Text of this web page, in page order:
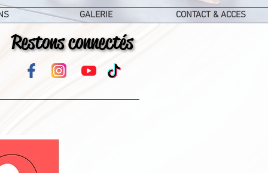
GALERIE CONTACT & ACCES
Restons connectés
Restons connectés